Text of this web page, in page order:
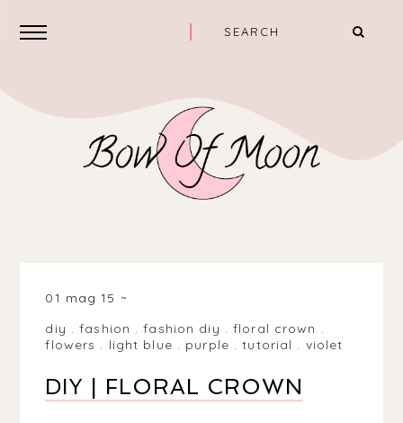
01 mag 15
diy .fashion .fashion diy .floral crown .
flowers . light blue . purple .tutorial . violet
DIY | FLORAL CROWN